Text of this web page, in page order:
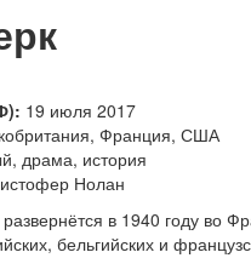
19 июля 2017
Франция, США
драма, история
Нолан
в 1940 году во
бельгийских и